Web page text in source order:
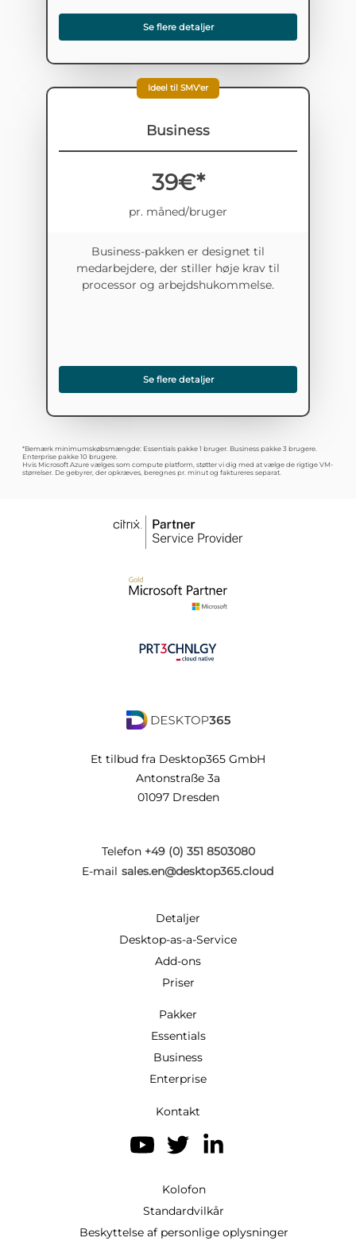
Se flere detaljer
Ideel til SMV'er
Business
39€*
pr. måned/bruger
Business-pakken er designet til
medarbejdere, der stiller høje krav til
processor og arbejdshukommelse.
Se flere detaljer
*Bemærk minimumskøbsmængde: Essentials pakke 1 bruger. Business pakke 3 brugere.
Enterprise pakke 10 brugere.
Hvis Microsoft Azure vælges som compute platform, støtter vi dig med at vælge de rigtige VM-
størrelser. De gebyrer, der opkræves, beregnes pr. minut og faktureres separat.
Et tilbud fra Desktop365 GmbH
Antonstraße 3a
01097 Dresden
Telefon +49 (0) 351 8503080
E-mail sales.en@desktop365.cloud
Detaljer
Desktop-as-a-Service
Add-ons
Priser
Pakker
Essentials
Business
Enterprise
Kontakt
Kolofon
Standardvilkår
Beskyttelse af personlige oplysninger